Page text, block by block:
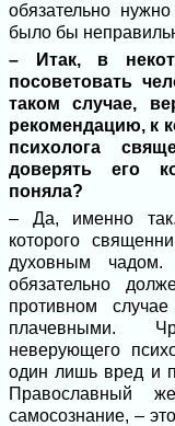
обязательно
было бы
– Итак, в
посоветовать
таком случае,
рекомендацию, к
психолога
доверять его
поняла?
– Да, именно
которого
духовным
обязательно
противном
плачевными.
неверующего
один лишь вред и
Православный
самосознание, –